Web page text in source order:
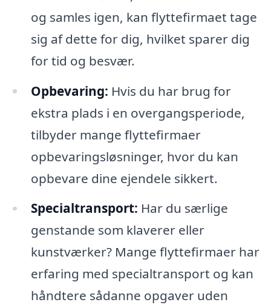
og samles igen, kan flyttefirmaet tage
sig af dette for dig, hvilket sparer dig
for tid og besvær.
Opbevaring: Hvis du har brug for
ekstra plads i en overgangsperiode,
tilbyder mange flyttefirmaer
opbevaringsløsninger, hvor du kan
opbevare dine ejendele sikkert.
Specialtransport: Har du særlige
genstande som klaverer eller
kunstværker? Mange flyttefirmaer har
erfaring med specialtransport og kan
håndtere sådanne opgaver uden